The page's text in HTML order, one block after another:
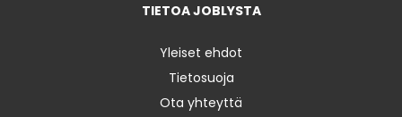
TIETOA JOBLYSTA
Yleiset ehdot
Tietosuoja
Ota yhteyttä